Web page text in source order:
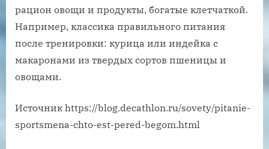
рацион овощи и продукты, богатые клетчаткой.
Например, классика правильного питания
после тренировки: курица или индейка с
макаронами из твердых сортов пшеницы и
овощами.
Источник https://blog.decathlon.ru/sovety/pitanie-
sportsmena-chto-est-pered-begom.html